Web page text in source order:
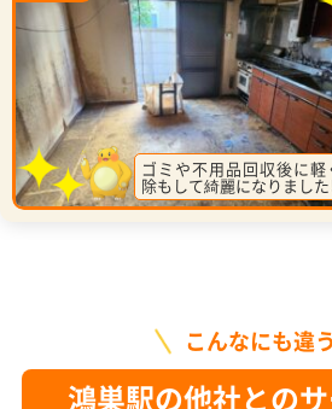
ゴミや不用品回収後に軽
除もして綺麗になりました
こんなにも違
鴻巣駅の他社との